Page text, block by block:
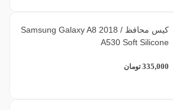
کیس محافظ Samsung Galaxy A8 2018 /
A530 Soft Silicone
335,000 تومان